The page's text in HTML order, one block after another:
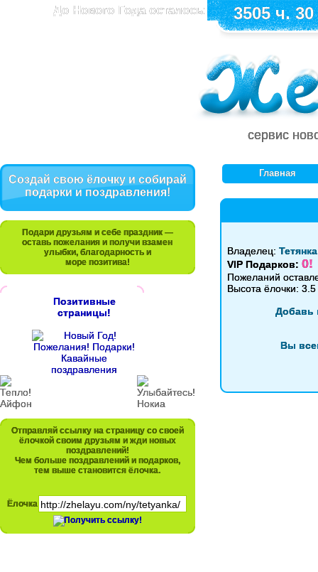
До Нового Года осталось: 3505 ч.
сервис
Создай свою ёлочку и собирай
подарки и поздравления!
Подари друзьям и себе праздник —
оставь пожелания и получи взамен
улыбки, благодарность и
море позитива!
Позитивные
страницы!
Отправляй ссылку на страницу со своей
ёлочкой своим друзьям и жди новых
поздравлений!
Чем больше поздравлений и подарков,
тем выше становится ёлочка.
Ёлочка
Главная
Владелец: Тетянка
VIP Подарков: 0!
Пожеланий
Высота ёлочки:
Добавь
Вы